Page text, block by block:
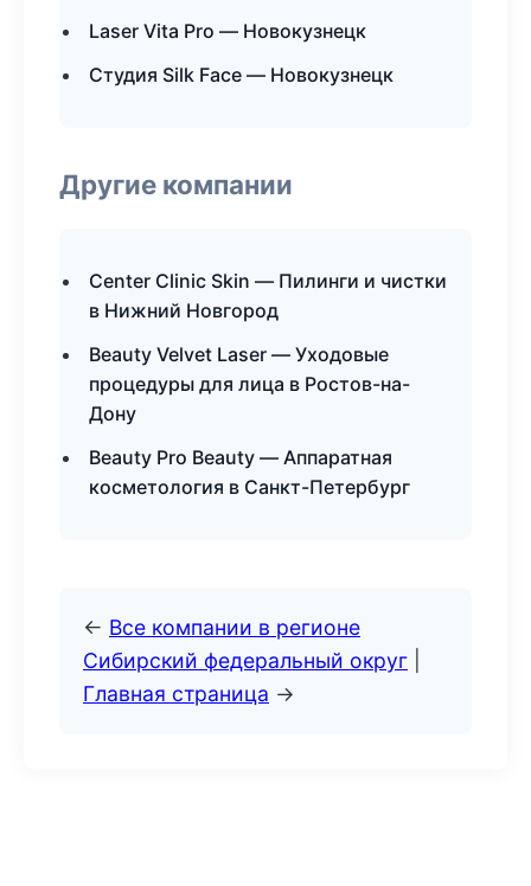
Laser Vita Pro — Новокузнецк
Студия Silk Face — Новокузнецк
Другие компании
Center Clinic Skin — Пилинги и чистки
в Нижний Новгород
Beauty Velvet Laser — Уходовые
процедуры для лица в Ростов-на-
Дону
Beauty Pro Beauty — Аппаратная
косметология в Санкт-Петербург
← Все компании в регионе
Сибирский федеральный округ
Главная страница →